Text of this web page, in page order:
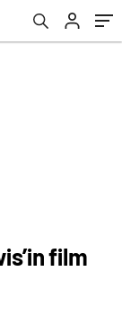
film